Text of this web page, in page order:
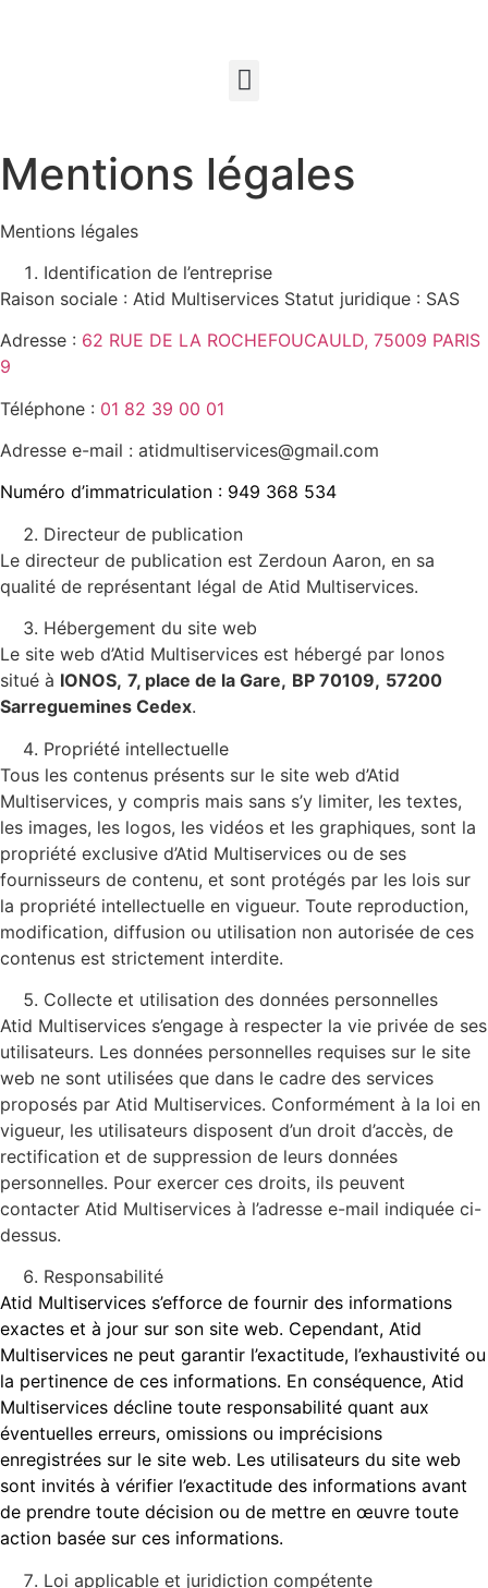
Mentions légales
Mentions légales
Identification de l’entreprise
Raison sociale : Atid Multiservices Statut juridique : SAS
Adresse : 62 RUE DE LA ROCHEFOUCAULD, 75009 PARIS
9
Téléphone : 01 82 39 00 01
Adresse e-mail : atidmultiservices@gmail.com
Numéro d’immatriculation : 949 368 534
Directeur de publication
Le directeur de publication est Zerdoun Aaron, en sa
qualité de représentant légal de Atid Multiservices.
Hébergement du site web
Le site web d’Atid Multiservices est hébergé par Ionos
situé à IONOS, 7, place de la Gare, BP 70109, 57200
Sarreguemines Cedex.
Propriété intellectuelle
Tous les contenus présents sur le site web d’Atid
Multiservices, y compris mais sans s’y limiter, les textes,
les images, les logos, les vidéos et les graphiques, sont la
propriété exclusive d’Atid Multiservices ou de ses
fournisseurs de contenu, et sont protégés par les lois sur
la propriété intellectuelle en vigueur. Toute reproduction,
modification, diffusion ou utilisation non autorisée de ces
contenus est strictement interdite.
Collecte et utilisation des données personnelles
Atid Multiservices s’engage à respecter la vie privée de ses
utilisateurs. Les données personnelles requises sur le site
web ne sont utilisées que dans le cadre des services
proposés par Atid Multiservices. Conformément à la loi en
vigueur, les utilisateurs disposent d’un droit d’accès, de
rectification et de suppression de leurs données
personnelles. Pour exercer ces droits, ils peuvent
contacter Atid Multiservices à l’adresse e-mail indiquée ci-
dessus.
Responsabilité
Atid Multiservices s’efforce de fournir des informations
exactes et à jour sur son site web. Cependant, Atid
Multiservices ne peut garantir l’exactitude, l’exhaustivité ou
la pertinence de ces informations. En conséquence, Atid
Multiservices décline toute responsabilité quant aux
éventuelles erreurs, omissions ou imprécisions
enregistrées sur le site web. Les utilisateurs du site web
sont invités à vérifier l’exactitude des informations avant
de prendre toute décision ou de mettre en œuvre toute
action basée sur ces informations.
Loi applicable et juridiction compétente